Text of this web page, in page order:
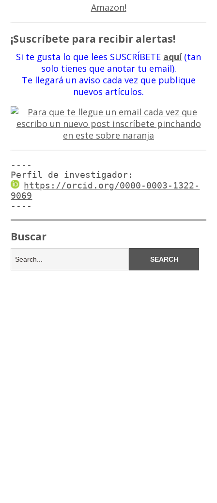
¡Suscríbete para recibir alertas!
Si te gusta lo que lees SUSCRÍBETE aquí(tan
solo tienes que anotar tu email).
Te llegará un aviso cada vez que publique
nuevos artículos.
----
Perfil de investigador:
https://orcid.org/0000-0003-1322-
9069
----
Buscar